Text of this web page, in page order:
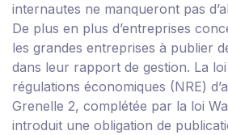
internautes ne manqueront pas
De plus en plus d’entreprises
les grandes entreprises à publier
dans leur rapport de gestion. La
régulations économiques (NRE)
Grenelle 2, complétée par la loi
introduit une obligation de